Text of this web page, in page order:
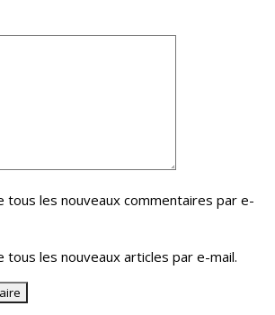
tous les nouveaux commentaires par e-
tous les nouveaux articles par e-mail.